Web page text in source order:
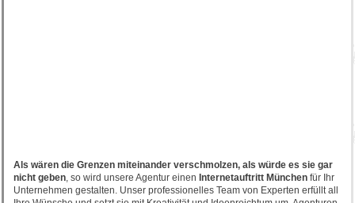
Als wären die Grenzen miteinander verschmolzen, als würde es sie gar
nicht geben, so wird unsere Agentur einen Internetauftritt München für Ihr
Unternehmen gestalten. Unser professionelles Team von Experten erfüllt all